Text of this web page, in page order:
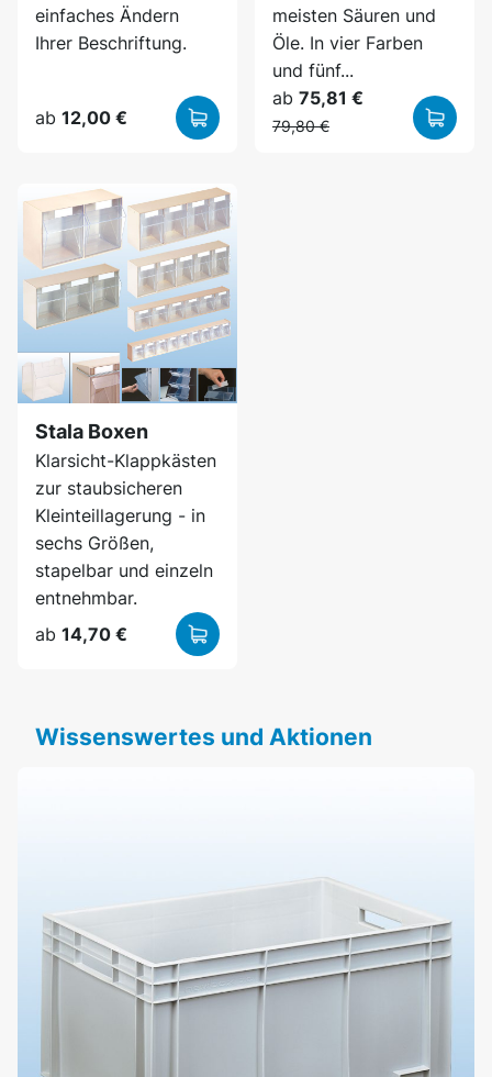
einfaches Ändern
Ihrer Beschriftung.
ab 12,00 €
meisten Säuren und
Öle. In vier Farben
und fünf...
ab 75,81 €
79,80 €
Stala Boxen
Klarsicht-Klappkästen
zur staubsicheren
Kleinteillagerung - in
sechs Größen,
stapelbar und einzeln
entnehmbar.
ab 14,70 €
Wissenswertes und Aktionen